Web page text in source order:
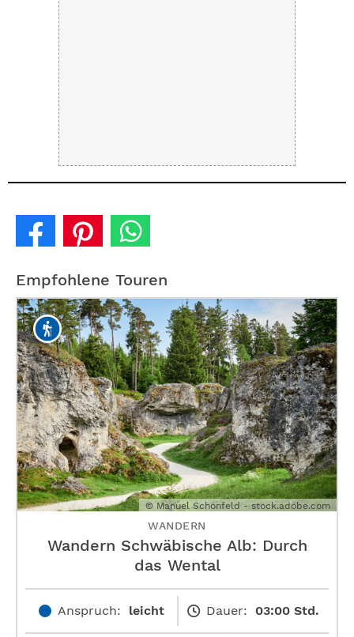
Empfohlene Touren
© Manuel Schönfeld - stock.adobe.com
WANDERN
Wandern Schwäbische Alb: Durch
das Wental
Anspruch: leicht Dauer: 03:00 Std.